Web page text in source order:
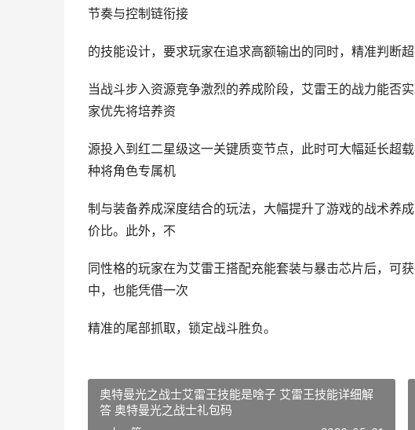
节奏与控制链衔接
的技能设计，要求玩家在追求高额输出的同时，精准判断
当战斗步入资源竞争激烈的养成阶段，艾雷王的战力能否
家优先将培养资
源投入到红二星级这一关键质变节点，此时可大幅延长超
种将角色专属机
制与装备养成深度结合的玩法，大幅提升了游戏的战术养
价比。此外，不
同性格的玩家在为艾雷王搭配充能套装与暴击芯片后，可
中，也能凭借一次
精准的尾部抓取，锁定战斗胜负。
奥特曼光之战士艾雷王技能是啥子 艾雷王技能详细解
答 奥特曼光之战士礼包码